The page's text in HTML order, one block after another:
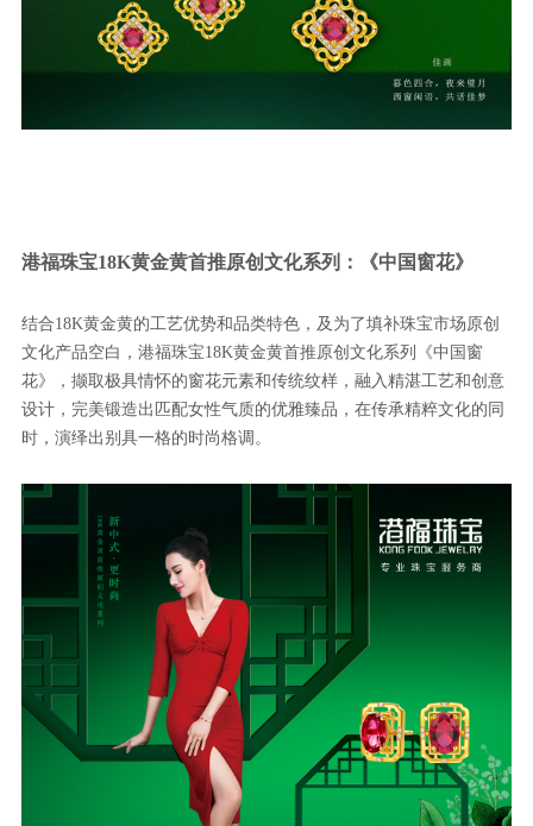
港福珠宝18K黄金黄首推原创文化系列：《中国窗花》
结合18K黄金黄的工艺优势和品类特色，及为了填补珠宝市场原创
文化产品空白，港福珠宝18K黄金黄首推原创文化系列《中国窗
花》，撷取极具情怀的窗花元素和传统纹样，融入精湛工艺和创意
设计，完美锻造出匹配女性气质的优雅臻品，在传承精粹文化的同
时，演绎出别具一格的时尚格调。